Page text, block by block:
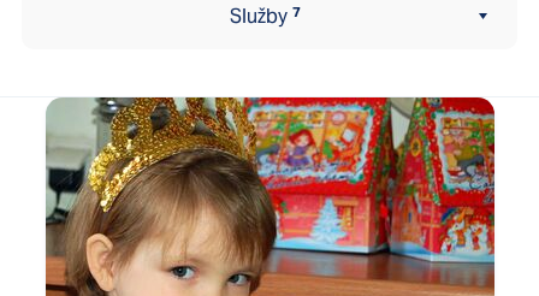
Služby 7